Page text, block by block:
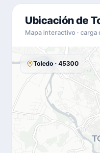
Ubicación de
Mapa interactivo · carga
Toledo · 45300